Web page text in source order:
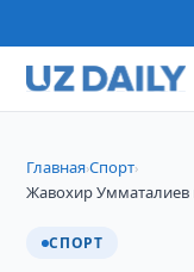
Главная›Спорт›
Жавохир
СПОРТ